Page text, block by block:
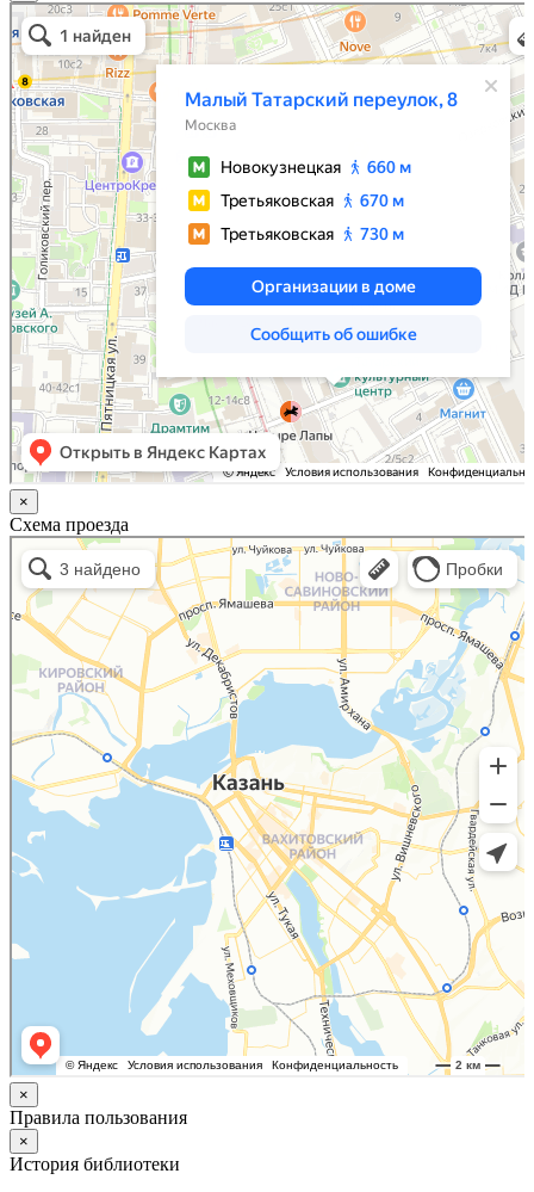
Москва
Малый Татарский переулок, 8 на карте Москвы, ближайшее метро Новокузнецкая —
Яндекс.Карты
×
Схема проезда
Казань
Малый Татарский переулок, 8 на карте Москвы, ближайшее метро Новокузнецкая —
Яндекс.Карты
×
Правила пользования
×
История библиотеки